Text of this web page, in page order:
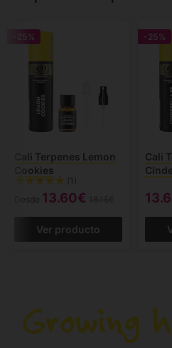
-25%
Cali Terpenes Lemon
Cookies
(1)
Desde 13.60€
Ver producto
-25%
Cali